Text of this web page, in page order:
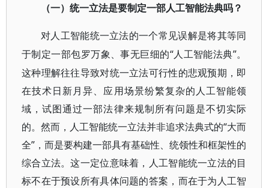
（一）统一立法是要制定一部人工智能法典吗？
对人工智能统一立法的一个常见误解是将其等同
于制定一部包罗万象、事无巨细的“人工智能法典”。
这种理解往往导致对统一立法可行性的悲观预期，即
在技术日新月异、应用场景纷繁复杂的人工智能领
域，试图通过一部法律来规制所有问题是不切实际
的。然而，人工智能统一立法并非追求法典式的“大而
全”，而是要构建一部具有基础性、统领性和框架性的
综合立法。这一定位意味着，人工智能统一立法的目
标不在于预设所有具体问题的答案，而在于为人工智